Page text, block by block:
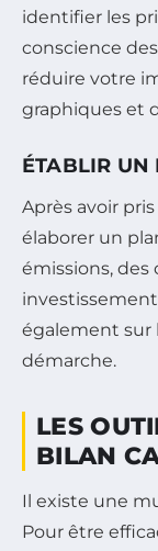
identifier les
conscience
réduire votre
graphiques et
ÉTABLIR UN
Après avoir
élaborer un
émissions,
également sur
démarche.
LES
BILAN
Il existe une
Pour être